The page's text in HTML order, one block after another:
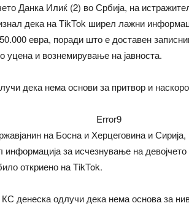
Данка Илиќ (2) во Србија, на
дека на TikTok ширел лажни
евра, поради што е доставен
уцена и вознемирување на јавноста.
дека нема основи за притвор и
Error9
на Босна и Херцеговина и
за исчезнување на
откриено на TikTok.
денеска одлучи дека нема основа за